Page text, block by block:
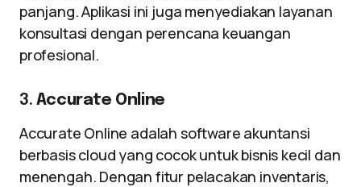
panjang. Aplikasi ini juga menyediakan layanan
konsultasi dengan perencana keuangan
profesional.
3. Accurate Online
Accurate Online adalah software akuntansi
berbasis cloud yang cocok untuk bisnis kecil dan
menengah. Dengan fitur pelacakan inventaris,